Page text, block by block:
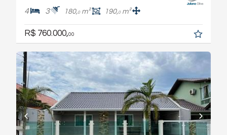
4 3 180,0m² 190,0m²
R$ 760.000,00